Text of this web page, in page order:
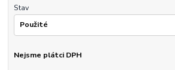
Stav
Nejsme plátci DPH